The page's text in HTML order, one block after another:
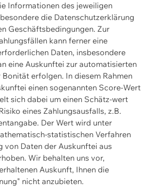
Informationen des jeweiligen
die Datenschutzerklärung
Geschäftsbedingungen. Zur
kann ferner eine
Daten, insbesondere
eine Auskunftei zur automatisierten
erfolgen. In diesem Rahmen
einen sogenannten Score-Wert
sich dabei um einen Schätz-wert
eines Zahlungsausfalls, z.B.
Der Wert wird unter
statistischen Verfahren
von Daten der Auskunftei aus
Wir behalten uns vor,
Auskunft, Ihnen die
nicht anzubieten.